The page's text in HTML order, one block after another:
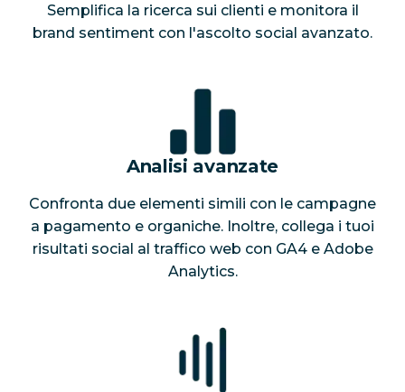
Semplifica la ricerca sui clienti e monitora il
brand sentiment con l'ascolto social avanzato.
Analisi avanzate
Confronta due elementi simili con le campagne
a pagamento e organiche. Inoltre, collega i tuoi
risultati social al traffico web con GA4 e Adobe
Analytics.